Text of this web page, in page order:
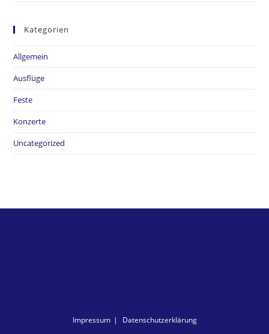
Kategorien
Allgemein
Ausflüge
Feste
Konzerte
Uncategorized
Impressum Datenschutzerklärung